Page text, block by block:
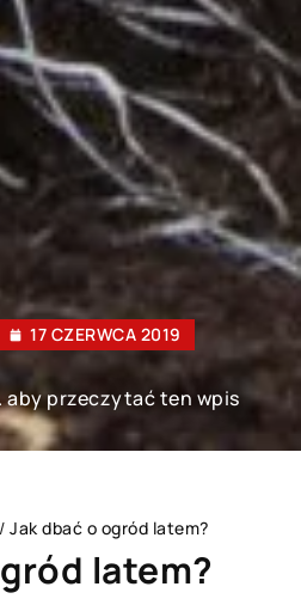
17 CZERWCA 2019
aby przeczytać ten wpis
/ Jak dbać o ogród latem?
latem?